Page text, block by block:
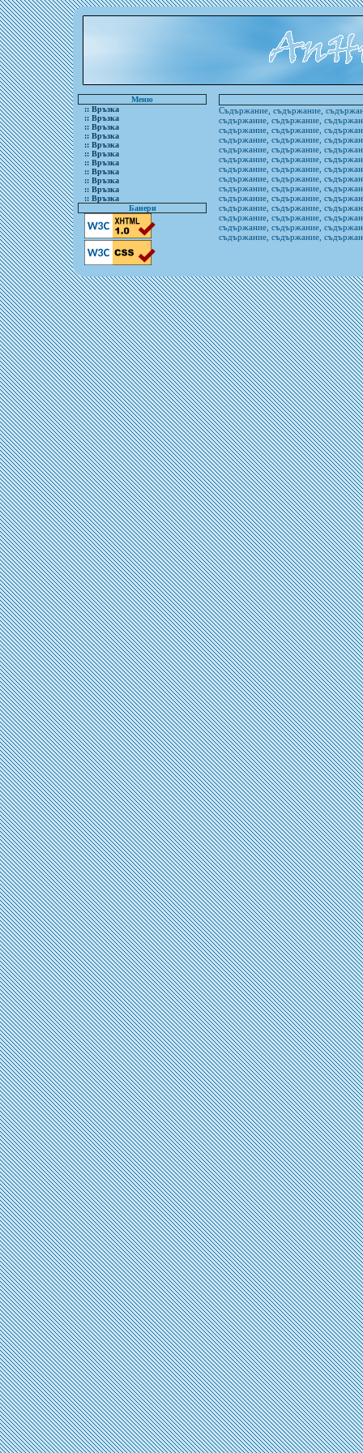
Меню
:: Връзка
:: Връзка
:: Връзка
:: Връзка
:: Връзка
:: Връзка
:: Връзка
:: Връзка
:: Връзка
:: Връзка
:: Връзка
Банери
Съдържание, съдържание,
съдържание, съдържание,
съдържание, съдържание,
съдържание, съдържание,
съдържание, съдържание,
съдържание, съдържание,
съдържание, съдържание,
съдържание, съдържание,
съдържание, съдържание,
съдържание, съдържание,
съдържание, съдържание,
съдържание, съдържание,
съдържание, съдържание,
съдържание, съдържание,